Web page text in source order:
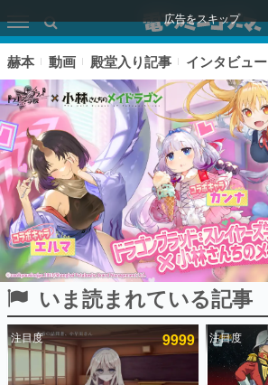
広告をスキップ
ピックアップ
電ファミのいま読まれている記事ランキング
赫本 動画 殿堂入り記事 インタビュー
いま読まれている記事
注目度 9999 注目度